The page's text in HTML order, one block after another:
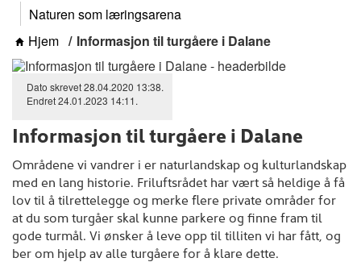
Naturen som læringsarena
Hjem Informasjon til turgåere i Dalane
Dato skrevet28.04.2020 13:38.
Endret24.01.2023 14:11.
Informasjon til turgåere i Dalane
Områdene vi vandrer i er naturlandskap og kulturlandskap
med en lang historie. Friluftsrådet har vært så heldige å få
lov til å tilrettelegge og merke flere private områder for
at du som turgåer skal kunne parkere og finne fram til
gode turmål. Vi ønsker å leve opp til tilliten vi har fått, og
ber om hjelp av alle turgåere for å klare dette.